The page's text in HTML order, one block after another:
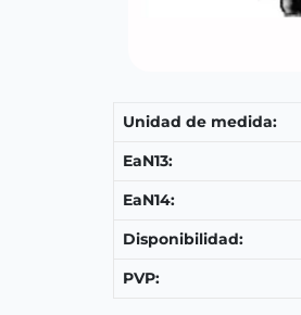
Unidad de medida:
EaN13:
EaN14:
Disponibilidad:
PVP: